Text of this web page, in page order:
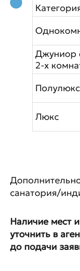
Джуниор
2-х
Полулюкс
Люкс
санатория/
Наличие мест
уточнить в
до подачи